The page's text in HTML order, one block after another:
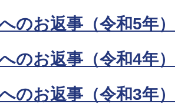
のお返事（令和5年）
のお返事（令和4年）
のお返事（令和3年）